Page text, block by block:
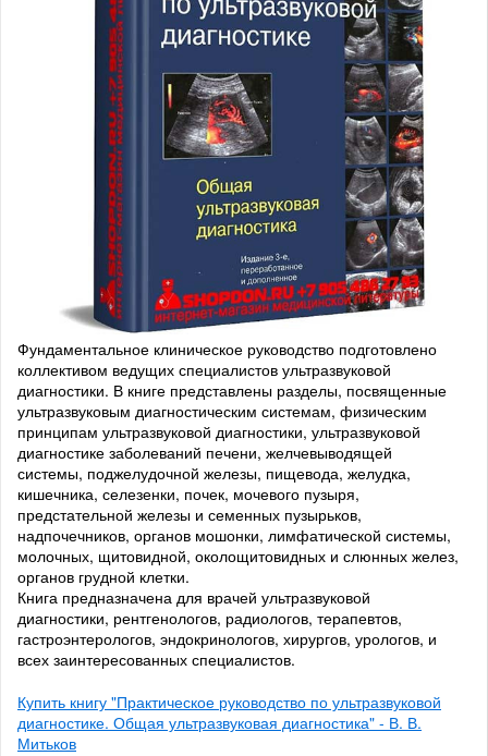
Фундаментальное клиническое руководство подготовлено
коллективом ведущих специалистов ультразвуковой
диагностики. В книге представлены разделы, посвященные
ультразвуковым диагностическим системам, физическим
принципам ультразвуковой диагностики, ультразвуковой
диагностике заболеваний печени, желчевыводящей
системы, поджелудочной железы, пищевода, желудка,
кишечника, селезенки, почек, мочевого пузыря,
предстательной железы и семенных пузырьков,
надпочечников, органов мошонки, лимфатической системы,
молочных, щитовидной, околощитовидных и слюнных желез,
органов грудной клетки.
Книга предназначена для врачей ультразвуковой
диагностики, рентгенологов, радиологов, терапевтов,
гастроэнтерологов, эндокринологов, хирургов, урологов, и
всех заинтересованных специалистов.
Купить книгу "Практическое руководство по ультразвуковой
диагностике. Общая ультразвуковая диагностика" - В. В.
Митьков